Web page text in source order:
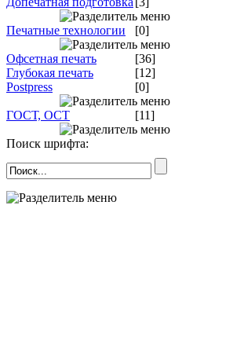
Печатные технологии [0]
Офсетная печать
[36]
Глубокая печать
[12]
Postpress
[0]
ГОСТ, ОСТ [11]
Поиск шрифта: